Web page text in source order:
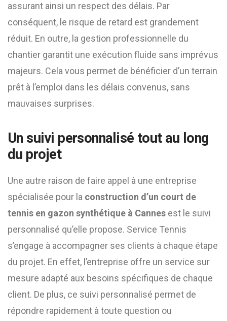
assurant ainsi un respect des délais. Par
conséquent, le risque de retard est grandement
réduit. En outre, la gestion professionnelle du
chantier garantit une exécution fluide sans imprévus
majeurs. Cela vous permet de bénéficier d’un terrain
prêt à l’emploi dans les délais convenus, sans
mauvaises surprises.
Un suivi personnalisé tout au long
du projet
Une autre raison de faire appel à une entreprise
spécialisée pour la construction d’un court de
tennis en gazon synthétique à Cannes est le suivi
personnalisé qu’elle propose. Service Tennis
s’engage à accompagner ses clients à chaque étape
du projet. En effet, l’entreprise offre un service sur
mesure adapté aux besoins spécifiques de chaque
client. De plus, ce suivi personnalisé permet de
répondre rapidement à toute question ou